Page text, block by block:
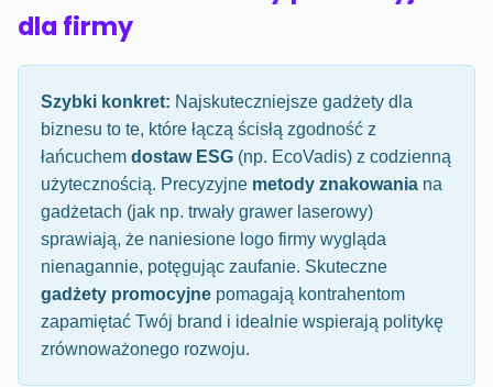
dla firmy
Szybki konkret: Najskuteczniejsze gadżety dla
biznesu to te, które łączą ścisłą zgodność z
łańcuchem dostaw ESG (np. EcoVadis) z codzienną
użytecznością. Precyzyjne metody znakowania na
gadżetach (jak np. trwały grawer laserowy)
sprawiają, że naniesione logo firmy wygląda
nienagannie, potęgując zaufanie. Skuteczne
gadżety promocyjne pomagają kontrahentom
zapamiętać Twój brand i idealnie wspierają politykę
zrównoważonego rozwoju.